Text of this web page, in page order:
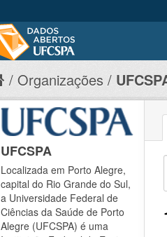
Organizações
UFCSPA
Localizada em Porto Alegre,
capital do Rio Grande do Sul,
a Universidade Federal de
Ciências da Saúde de Porto
Alegre (UFCSPA) é uma